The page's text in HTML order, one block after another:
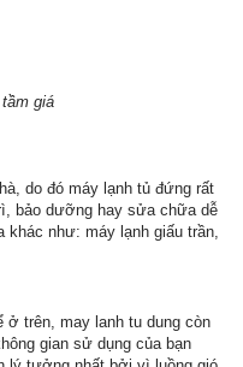
giá
do đó máy lạnh tủ đứng rất
bảo dưỡng hay sửa chữa dễ
khác như: máy lạnh giấu trần,
trên, may lanh tu dung còn
gian sử dụng của bạn